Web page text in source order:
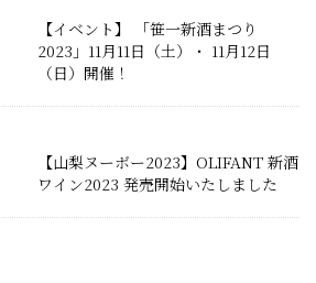
【イベント】 「笹一新酒まつり
2023」11月11日（土）・ 11月12日
（日）開催！
【山梨ヌーボー2023】OLIFANT 新酒
ワイン2023 発売開始いたしました